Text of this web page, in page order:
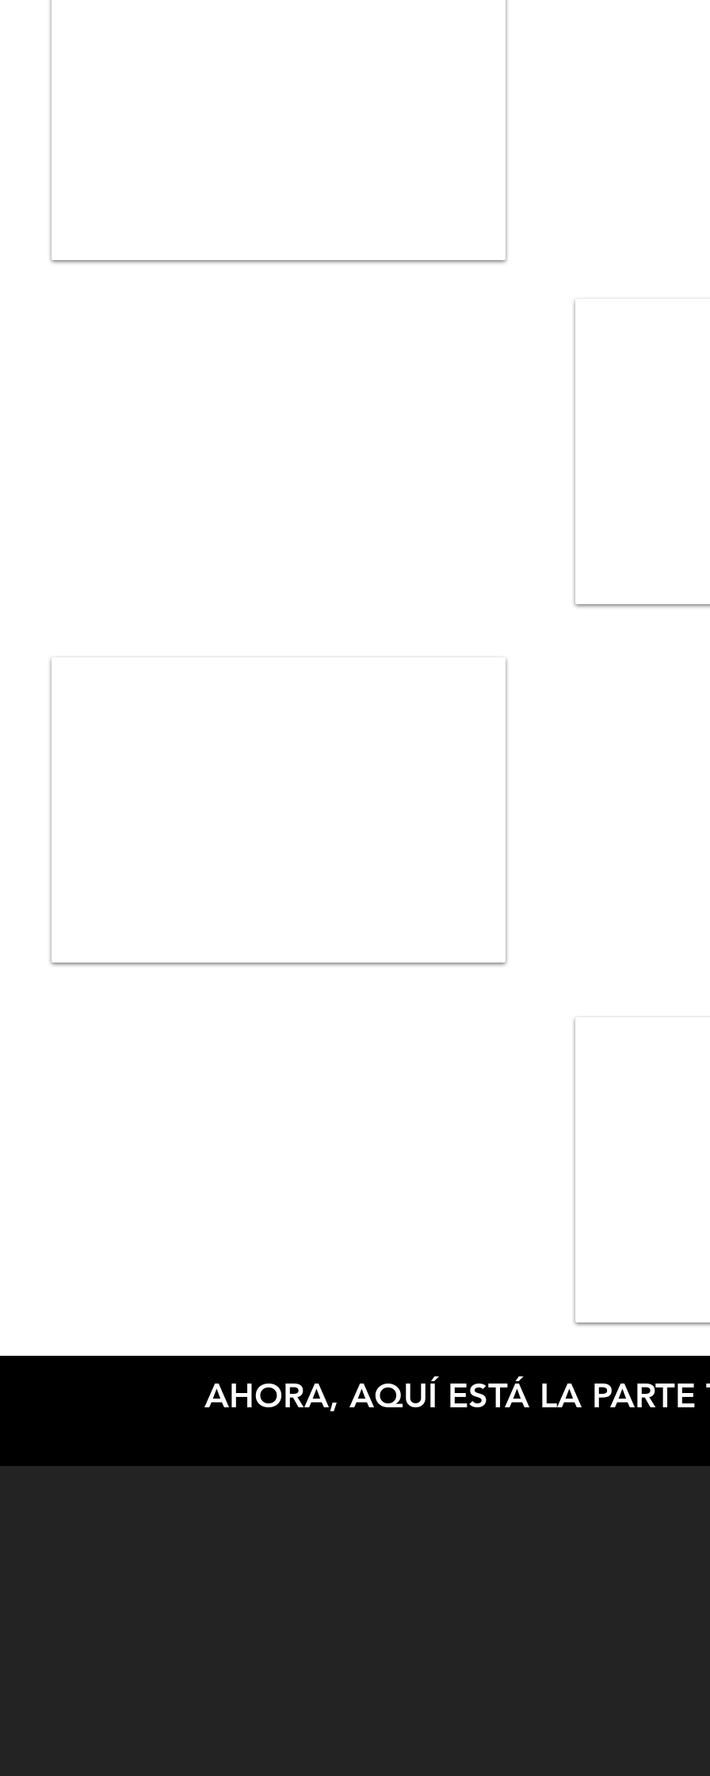
ESPECIFICACIONES
AHORA, AQUÍ ESTÁ LA PARTE